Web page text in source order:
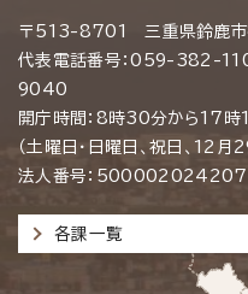
〒513-8701 三重県鈴鹿市
代表電話番号：059-382-
9040
開庁時間：8時30分から17時
（土曜日・日曜日、祝日、12
法人番号：
各課一覧